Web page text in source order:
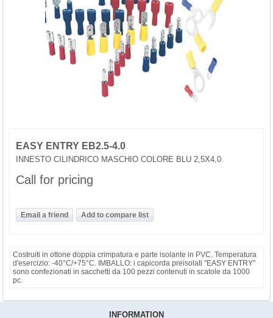
EASY ENTRY EB2.5-4.0
INNESTO CILINDRICO MASCHIO COLORE BLU 2,5X4,0
Call for pricing
Costruiti in ottone doppia crimpatura e parte isolante in PVC. Temperatura
d'esercizio: -40°C/+75°C. IMBALLO: i capicorda preisolati "EASY ENTRY"
sono confezionati in sacchetti da 100 pezzi contenuti in scatole da 1000
pc.
INFORMATION